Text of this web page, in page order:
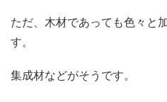
ただ、木材であっても色々と
す。
集成材などがそうです。